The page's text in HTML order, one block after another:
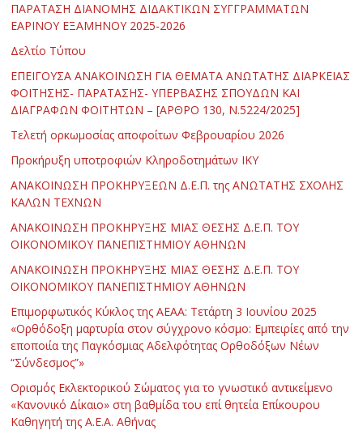
ΠΑΡΑΤΑΣΗ ΔΙΑΝΟΜΗΣ ΔΙΔΑΚΤΙΚΩΝ ΣΥΓΓΡΑΜΜΑΤΩΝ
ΕΑΡΙΝΟΥ ΕΞΑΜΗΝΟΥ 2025-2026
Δελτίο Τύπου
ΕΠΕΙΓΟΥΣΑ ΑΝΑΚΟΙΝΩΣΗ ΓΙΑ ΘΕΜΑΤΑ ΑΝΩΤΑΤΗΣ ΔΙΑΡΚΕΙΑΣ
ΦΟΙΤΗΣΗΣ- ΠΑΡΑΤΑΣΗΣ- ΥΠΕΡΒΑΣΗΣ ΣΠΟΥΔΩΝ ΚΑΙ
ΔΙΑΓΡΑΦΩΝ ΦΟΙΤΗΤΩΝ – [ΑΡΘΡΟ 130, Ν.5224/2025]
Τελετή ορκωμοσίας αποφοίτων Φεβρουαρίου 2026
Προκήρυξη υποτροφιών Κληροδοτημάτων ΙΚΥ
ΑΝΑΚΟΙΝΩΣΗ ΠΡΟΚΗΡΥΞΕΩΝ Δ.Ε.Π. της ΑΝΩΤΑΤΗΣ ΣΧΟΛΗΣ
ΚΑΛΩΝ ΤΕΧΝΩΝ
ΑΝΑΚΟΙΝΩΣΗ ΠΡΟΚΗΡΥΞΗΣ ΜΙΑΣ ΘΕΣΗΣ Δ.Ε.Π. ΤΟΥ
ΟΙΚΟΝΟΜΙΚΟΥ ΠΑΝΕΠΙΣΤΗΜΙΟΥ ΑΘΗΝΩΝ
ΑΝΑΚΟΙΝΩΣΗ ΠΡΟΚΗΡΥΞΗΣ ΜΙΑΣ ΘΕΣΗΣ Δ.Ε.Π. ΤΟΥ
ΟΙΚΟΝΟΜΙΚΟΥ ΠΑΝΕΠΙΣΤΗΜΙΟΥ ΑΘΗΝΩΝ
Επιμορφωτικός Κύκλος της ΑΕΑΑ: Τετάρτη 3 Ιουνίου 2025
«Ορθόδοξη μαρτυρία στον σύγχρονο κόσμο: Εμπειρίες από την
εποποιία της Παγκόσμιας Αδελφότητας Ορθοδόξων Νέων
“Σύνδεσμος”»
Ορισμός Εκλεκτορικού Σώματος για το γνωστικό αντικείμενο
«Κανονικό Δίκαιο» στη βαθμίδα του επί θητεία Επίκουρου
Καθηγητή της Α.Ε.Α. Αθήνας